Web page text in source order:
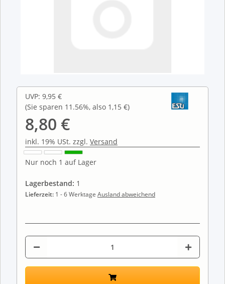
UVP: 9,95 €
(Sie sparen 11.56%, also 1,15 €)
8,80 €
inkl. 19% USt. zzgl. Versand
Nur noch 1 auf Lager
Lagerbestand: 1
Lieferzeit: 1 - 6 Werktage Ausland abweichend